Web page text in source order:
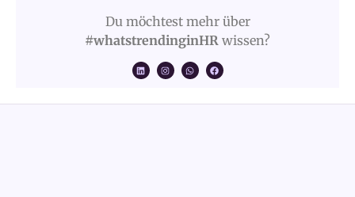
Du möchtest mehr über
#whatstrendinginHR wissen?